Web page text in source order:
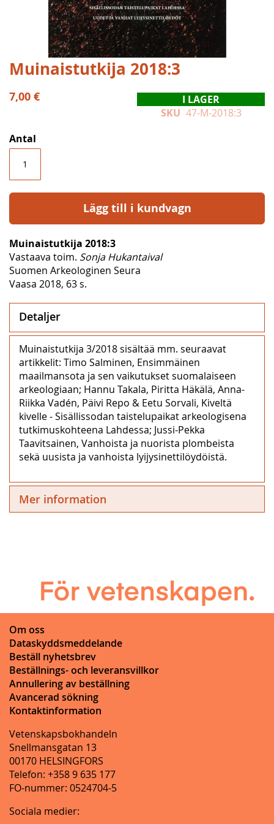
Hoppa
till
början
av
Muinaistutkija 2018:3
7,00 €
I LAGER
SKU 47-M-2018:3
Antal
Lägg till i kundvagn
Muinaistutkija 2018:3
Vastaava toim. Sonja Hukantaival
Suomen Arkeologinen Seura
Vaasa 2018, 63 s.
Detaljer
Muinaistutkija 3/2018 sisältää mm. seuraavat
artikkelit: Timo Salminen, Ensimmäinen
maailmansota ja sen vaikutukset suomalaiseen
arkeologiaan; Hannu Takala, Piritta Häkälä, Anna-
Riikka Vadén, Päivi Repo & Eetu Sorvali, Kiveltä
kivelle - Sisällissodan taistelupaikat arkeologisena
tutkimuskohteena Lahdessa; Jussi-Pekka
Taavitsainen, Vanhoista ja nuorista plombeista
sekä uusista ja vanhoista lyijysinettilöydöistä.
Mer information
Om oss
Dataskyddsmeddelande
Beställ nyhetsbrev
Beställnings- och leveransvillkor
Annullering av beställning
Avancerad sökning
Kontaktinformation
Vetenskapsbokhandeln
Snellmansgatan 13
00170 HELSINGFORS
Telefon: +358 9 635 177
FO-nummer: 0524704-5
Sociala medier: